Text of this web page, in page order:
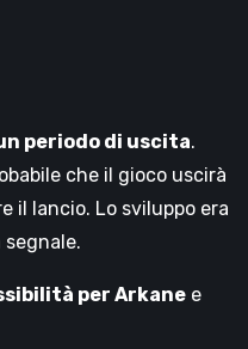
periodo di uscita.
che il gioco uscirà
il lancio. Lo sviluppo era
per Arkane e